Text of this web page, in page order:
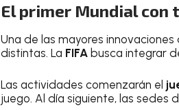
El primer Mundial con
Una de las mayores
distintas. La FIFA busca integrar
Las actividades comenzarán el
juego. Al día siguiente, las sedes